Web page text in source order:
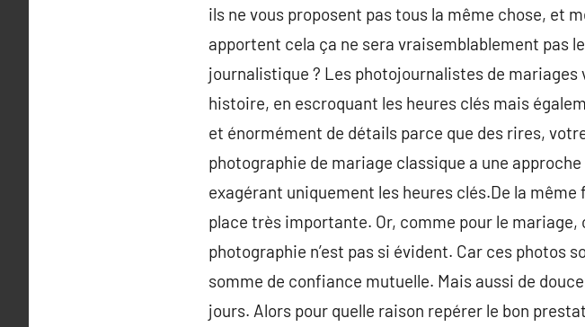
ils ne vous proposent pas tous la même chose, et
apportent cela ça ne sera vraisemblablement pas
journalistique ? Les photojournalistes de
histoire, en escroquant les heures clés mais
et énormément de détails parce que des rires,
photographie de mariage classique a une approche
exagérant uniquement les heures clés.De la
place très importante. Or, comme pour le mariage,
photographie n’est pas si évident. Car ces photos
somme de confiance mutuelle. Mais aussi de
jours. Alors pour quelle raison repérer le bon